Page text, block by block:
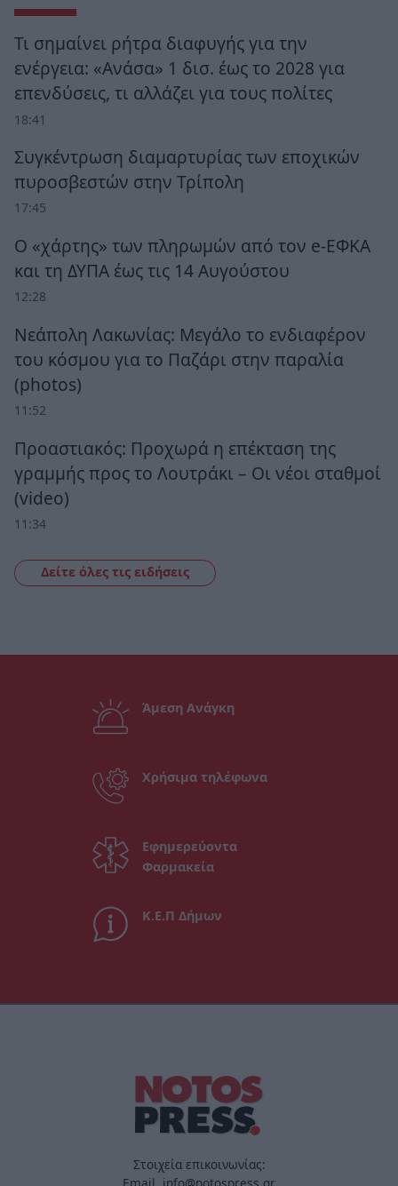
Τι σημαίνει ρήτρα διαφυγής για την
ενέργεια: «Ανάσα» 1 δισ. έως το 2028 για
επενδύσεις, τι αλλάζει για τους πολίτες
18:41
Συγκέντρωση διαμαρτυρίας των εποχικών
πυροσβεστών στην Τρίπολη
17:45
Ο «χάρτης» των πληρωμών από τον e-ΕΦΚΑ
και τη ΔΥΠΑ έως τις 14 Αυγούστου
12:28
Νεάπολη Λακωνίας: Μεγάλο το ενδιαφέρον
του κόσμου για το Παζάρι στην παραλία
(photos)
11:52
Προαστιακός: Προχωρά η επέκταση της
γραμμής προς το Λουτράκι – Οι νέοι σταθμοί
(video)
11:34
Δείτε όλες τις ειδήσεις
Άμεση Ανάγκη
Χρήσιμα τηλέφωνα
Εφημερεύοντα
Φαρμακεία
Κ.Ε.Π Δήμων
Στοιχεία επικοινωνίας:
Email. info@notospress.gr